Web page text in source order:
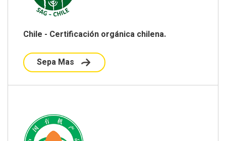
Chile - Certificación orgánica chilena.
Sepa Mas